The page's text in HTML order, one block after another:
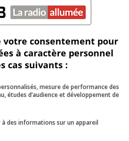
une enquête pour
Longueuil.
La Fontaine.
d’une des voitures accidentées.
votre consentement pour
à caractère personnel
cas suivants :
mesure de performance des
études d’audience et développement de
des informations sur un appareil